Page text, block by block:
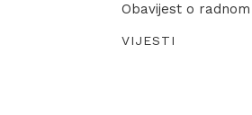
Obavijest o
VIJESTI